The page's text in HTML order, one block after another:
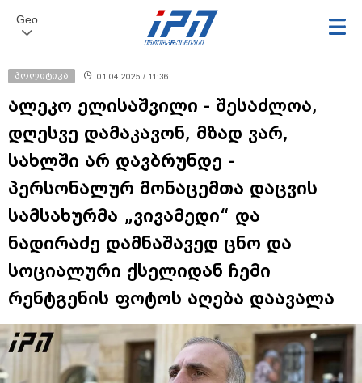
Geo
პოლიტიკა 01.04.2025 / 11:36
ალეკო ელისაშვილი - შესაძლოა,
დღესვე დამაკავონ, მზად ვარ,
სახლში არ დავბრუნდე -
პერსონალურ მონაცემთა დაცვის
სამსახურმა „ვივამედი“ და
ნადირაძე დამნაშავედ ცნო და
სოციალური ქსელიდან ჩემი
რენტგენის ფოტოს აღება დაავალა